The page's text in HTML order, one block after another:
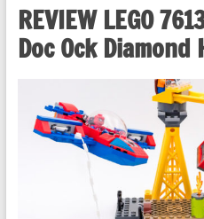
REVIEW LEGO
Doc Ock Diamond